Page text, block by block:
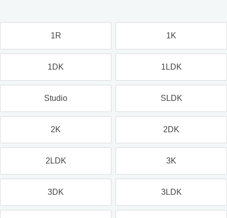
1R 1K
1DK 1LDK
Studio SLDK
2K 2DK
2LDK 3K
3DK 3LDK